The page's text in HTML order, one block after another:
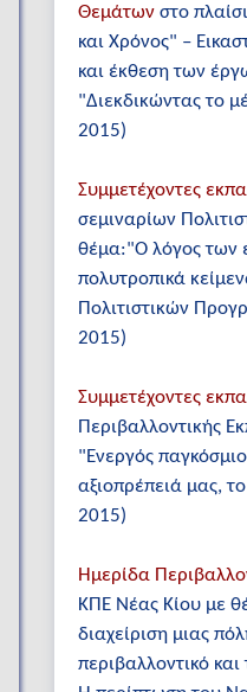
Θεμάτων στο
και Χρόνος" –
και έκθεση των
"Διεκδικώντας το
2015)
Συμμετέχοντες
σεμιναρίων
θέμα:"Ο λόγος των
πολυτροπικά
Πολιτιστικών
2015)
Συμμετέχοντες
Περιβαλλοντικής
"Ενεργός
αξιοπρέπειά μας,
2015)
Ημερίδα
ΚΠΕ Νέας Κίου με
διαχείριση μιας
περιβαλλοντικό